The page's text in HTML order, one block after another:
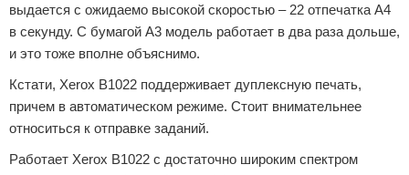
выдается с ожидаемо высокой скоростью – 22 отпечатка А4
в секунду. С бумагой А3 модель работает в два раза дольше,
и это тоже вполне объяснимо.
Кстати, Xerox B1022 поддерживает дуплексную печать,
причем в автоматическом режиме. Стоит внимательнее
относиться к отправке заданий.
Работает Xerox B1022 с достаточно широким спектром